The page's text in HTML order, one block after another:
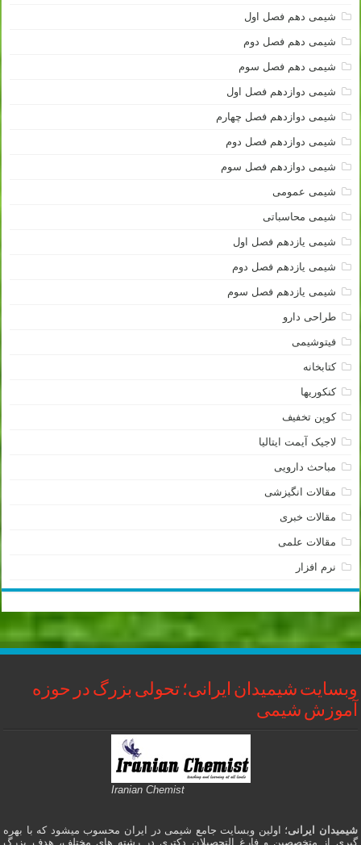
شیمی دهم فصل اول
شیمی دهم فصل دوم
شیمی دهم فصل سوم
شیمی دوازدهم فصل اول
شیمی دوازدهم فصل چهارم
شیمی دوازدهم فصل دوم
شیمی دوازدهم فصل سوم
شیمی عمومی
شیمی محاسباتی
شیمی یازدهم فصل اول
شیمی یازدهم فصل دوم
شیمی یازدهم فصل سوم
طراحی دارو
فیتوشیمی
کتابخانه
کنکوریها
کوپن تخفیف
لاجیک آیمت ایتالیا
مباحث دارویی
مقالات انگیزشی
مقالات خبری
مقالات علمی
نرم افزار
وبسایت شیمیدان ایرانی؛ تحولی بزرگ در حوزه
آموزش شیمی
Iranian Chemist
شیمیدان ایرانی؛ اولین وبسایت جامع شیمی در ایران محسوب میشود که با بهره
گیری از متخصصین و فارغ التحصیلان دکتری در رشته های مختلف، هدف بزرگ